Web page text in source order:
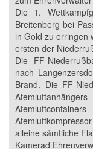
Die 1.
Breitenberg bei
in Gold zu erringen
ersten der
Die FF-
nach
Brand. Die FF-
alleine sämtliche
Kamerad